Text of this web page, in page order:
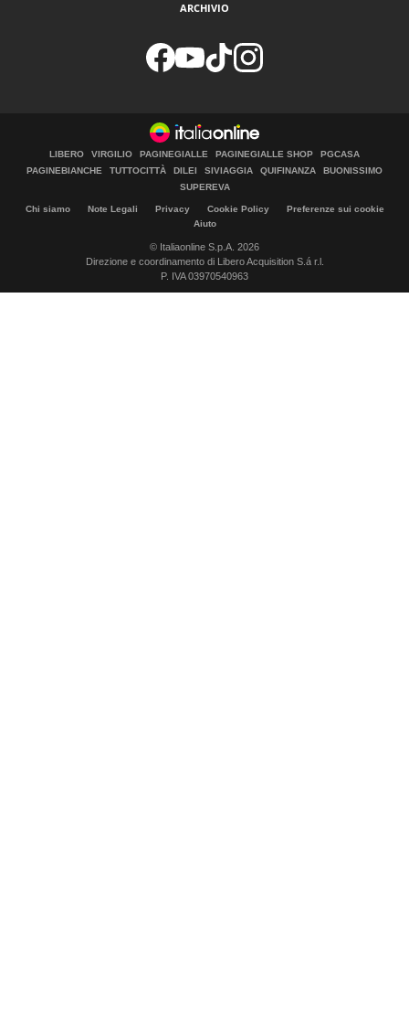
ARCHIVIO
LIBERO VIRGILIO PAGINEGIALLE PAGINEGIALLE SHOP
PGCASA
PAGINEBIANCHE
TUTTOCITTÀ DILEI SIVIAGGIA QUIFINANZA
BUONISSIMO
SUPEREVA
Chi siamo Note Legali Privacy Cookie Policy
Preferenze sui cookie
Aiuto
© Italiaonline S.p.A. 2026
Direzione e coordinamento di Libero Acquisition S.á r.l.
P. IVA 03970540963